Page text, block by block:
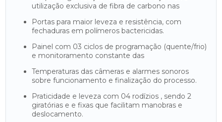
utilização exclusiva de fibra de carbono nas
portas para maior leveza e resistência, com
fechaduras em polímeros bactericidas.
Painel com 03 ciclos de programação (quente/frio)
e monitoramento constante das
temperaturas das câmeras e alarmes sonoros
sobre funcionamento e finalização do processo.
Praticidade e leveza com 04 rodízios , sendo 2
giratórias e e fixas que facilitam manobras e
deslocamento.